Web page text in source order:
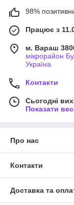
98%
Працює з
м. Вараш
мікрорайон
Україна
Контакти
Сьогодні
Показати
Про нас
Контакти
Доставка та